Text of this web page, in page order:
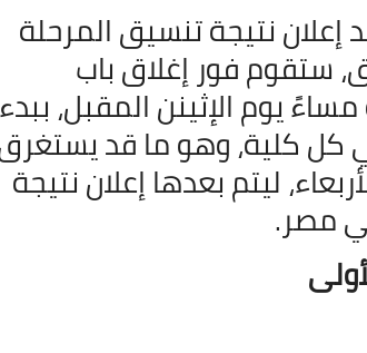
إعلان نتيجة تنسيق المرحلة
ستقوم فور إغلاق باب
يوم الإثينن المقبل، ببدء
كل كلية، وهو ما قد
الثلاثاء والأربعاء، ليتم بعدها إعلان نتيجة
05 نوفمبر 2021